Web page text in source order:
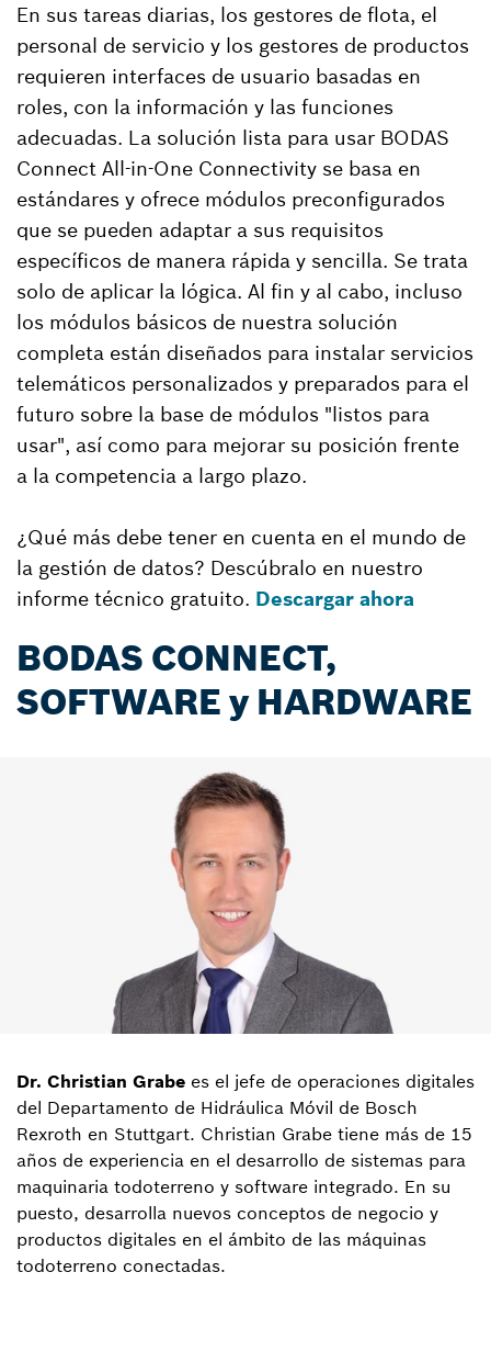
En sus tareas diarias, los gestores de flota, el
personal de servicio y los gestores de productos
requieren interfaces de usuario basadas en
roles, con la información y las funciones
adecuadas. La solución lista para usar BODAS
Connect All-in-One Connectivity se basa en
estándares y ofrece módulos preconfigurados
que se pueden adaptar a sus requisitos
específicos de manera rápida y sencilla. Se trata
solo de aplicar la lógica. Al fin y al cabo, incluso
los módulos básicos de nuestra solución
completa están diseñados para instalar servicios
telemáticos personalizados y preparados para el
futuro sobre la base de módulos "listos para
usar", así como para mejorar su posición frente
a la competencia a largo plazo.
¿Qué más debe tener en cuenta en el mundo de
la gestión de datos? Descúbralo en nuestro
informe técnico gratuito. Descargar ahora
BODAS CONNECT,
SOFTWARE y HARDWARE
Dr. Christian Grabe es el jefe de operaciones digitales
del Departamento de Hidráulica Móvil de Bosch
Rexroth en Stuttgart. Christian Grabe tiene más de 15
años de experiencia en el desarrollo de sistemas para
maquinaria todoterreno y software integrado. En su
puesto, desarrolla nuevos conceptos de negocio y
productos digitales en el ámbito de las máquinas
todoterreno conectadas.